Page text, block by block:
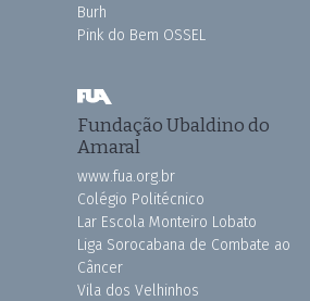
Burh
Pink do Bem OSSEL
Fundação Ubaldino do
Amaral
www.fua.org.br
Colégio Politécnico
Lar Escola Monteiro Lobato
Liga Sorocabana de Combate ao
Câncer
Vila dos Velhinhos